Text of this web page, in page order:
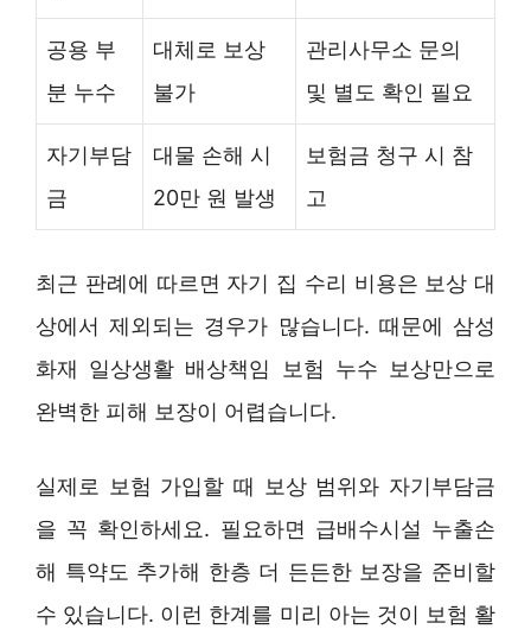
공용 부
분 누수
대체로 보상
불가
관리사무소 문의
및 별도 확인 필요
자기부담
금
대물 손해 시
20만 원 발생
보험금 청구 시 참
고
최근 판례에 따르면 자기 집 수리 비용은 보상 대
상에서 제외되는 경우가 많습니다. 때문에 삼성
화재 일상생활 배상책임 보험 누수 보상만으로
완벽한 피해 보장이 어렵습니다.
실제로 보험 가입할 때 보상 범위와 자기부담금
을 꼭 확인하세요. 필요하면 급배수시설 누출손
해 특약도 추가해 한층 더 든든한 보장을 준비할
수 있습니다. 이런 한계를 미리 아는 것이 보험 활